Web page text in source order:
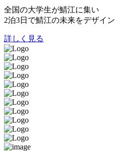
全国の大学生が鯖江に集い
2泊3日で鯖江の未来をデザイン
詳しく見る